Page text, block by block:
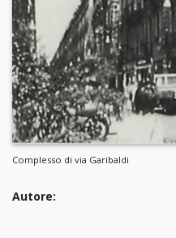
Complesso di via Garibaldi
Autore: